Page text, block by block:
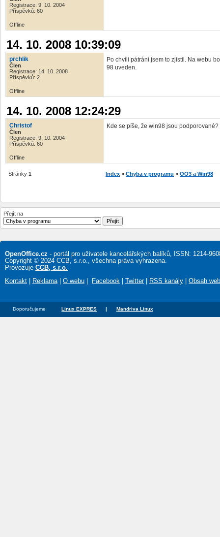
Registrace: 9. 10. 2004
Příspěvků: 60
Offline
14. 10. 2008 10:39:09
prchlik
Člen
Registrace: 14. 10. 2008
Příspěvků: 2
Po chvíli pátrání jsem to zjistil. Na webu
98 uveden.
Offline
14. 10. 2008 12:24:29
Christof
Člen
Registrace: 9. 10. 2004
Příspěvků: 60
Kde se píše, že win98 jsou podporované?
Offline
Stránky 1 Index » Chyba v programu » OO3 a Win98
Přejít na
OpenOffice.cz - portál pro uživatele kancelářských balíků, ISSN: 1214-
Copyright © 2024 CCB, s.r.o., všechna práva vyhrazena.
Provozuje CCB, s.r.o.
Kontakt
Reklama O webu Facebook Twitter| RSS kanály Obsah
Doporučujeme Linux EXPRES | Mandriva Linux